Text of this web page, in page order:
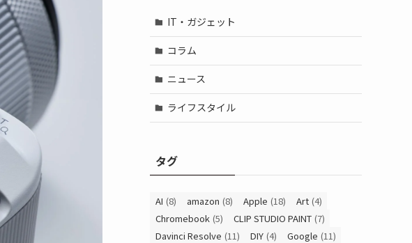
IT・ガジェット
コラム
ニュース
ライフスタイル
タグ
AI (8) amazon (8) Apple (18) Art (4)
Chromebook (5) CLIP STUDIO PAINT (7)
Davinci Resolve (11) DIY (4) Google (11)